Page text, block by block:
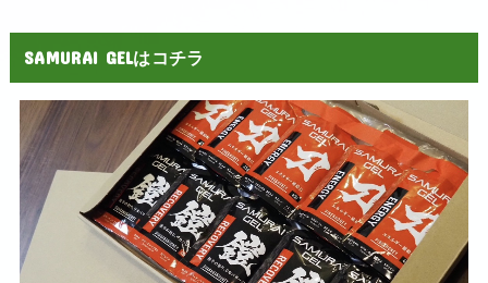
SAMURAI GELはコチラ